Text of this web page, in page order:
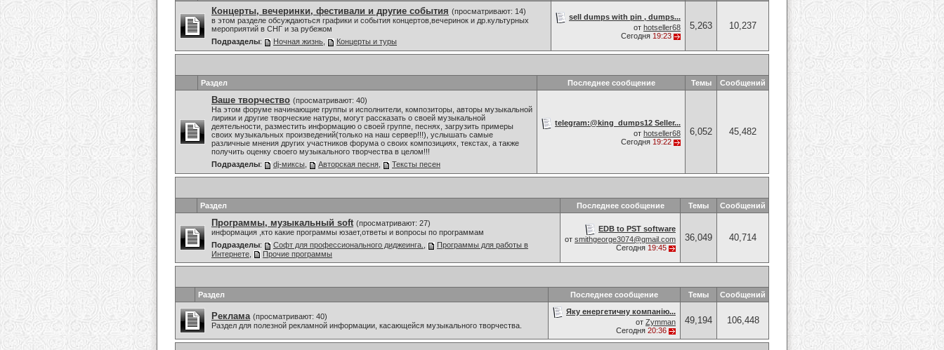
Концерты, вечеринки, фестивали и другие события (просматривают: 14)
в этом разделе обсуждаються графики и события концертов,вечеринок и др.культурных
мероприятий в СНГ и за рубежом
Подразделы: Ночная жизнь Концерты и туры
sell dumps with pin , dumps...
от hotseller68
Сегодня 19:23
5,263 10,237
Раздел Последнее сообщение Темы Сообщений
Ваше творчество (просматривают: 40)
На этом форуме начинающие группы и исполнители, композиторы, авторы музыкальной
лирики и другие творческие натуры, могут рассказать о своей музыкальной
деятельности, разместить информацию о своей группе, песнях, загрузить примеры
своих музыкальных произведений(только на наш сервер!!!), услышать самые
различные мнения других участников форума о своих композициях, текстах, а также
получить оценку своего музыкального творчества в целом!!!
Подразделы: dj-миксы Авторская песня Тексты песен
telegram:@king_dumps12 Seller...
от hotseller68
Сегодня 19:22
6,052 45,482
Раздел Последнее сообщение Темы Сообщений
Программы, музыкальный soft (просматривают: 27)
информация ,кто какие программы юзает,ответы и вопросы по программам
Подразделы: Софт для профессионального диджеинга.
Программы для работы в
Интернете
Прочие программы
EDB to PST software
от smithgeorge3074@gmail.com
Сегодня 19:45
36,049 40,714
Раздел Последнее сообщение Темы Сообщений
Реклама (просматривают: 40)
Раздел для полезной рекламной информации, касающейся музыкального творчества.
Яку енергетичну компанію...
от Zymman
Сегодня 20:36
49,194 106,448